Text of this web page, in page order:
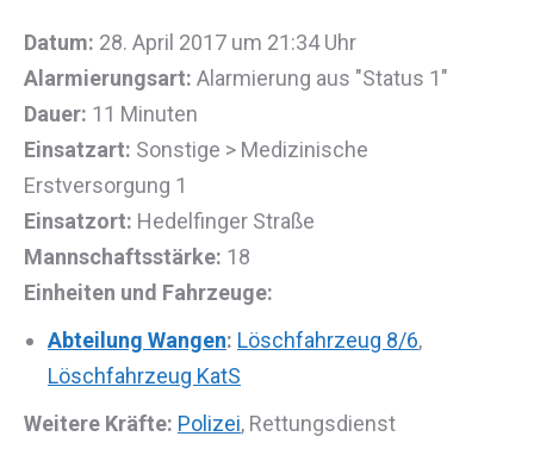
Datum: 28. April 2017 um 21:34 Uhr
Alarmierungsart: Alarmierung aus "Status 1"
Dauer: 11 Minuten
Einsatzart: Sonstige > Medizinische
Erstversorgung 1
Einsatzort: Hedelfinger Straße
Mannschaftsstärke: 18
Einheiten und Fahrzeuge:
Abteilung Wangen: Löschfahrzeug 8/6,
Löschfahrzeug KatS
Weitere Kräfte: Polizei, Rettungsdienst